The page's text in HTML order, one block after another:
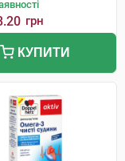
грн
КУПИТИ